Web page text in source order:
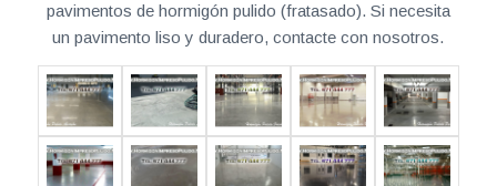
pavimentos de hormigón pulido (fratasado). Si necesita
un pavimento liso y duradero, contacte con nosotros.